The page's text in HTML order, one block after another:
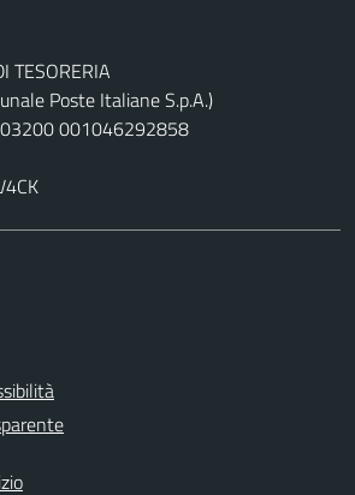
TESORERIA
Poste Italiane S.p.A.)
001046292858